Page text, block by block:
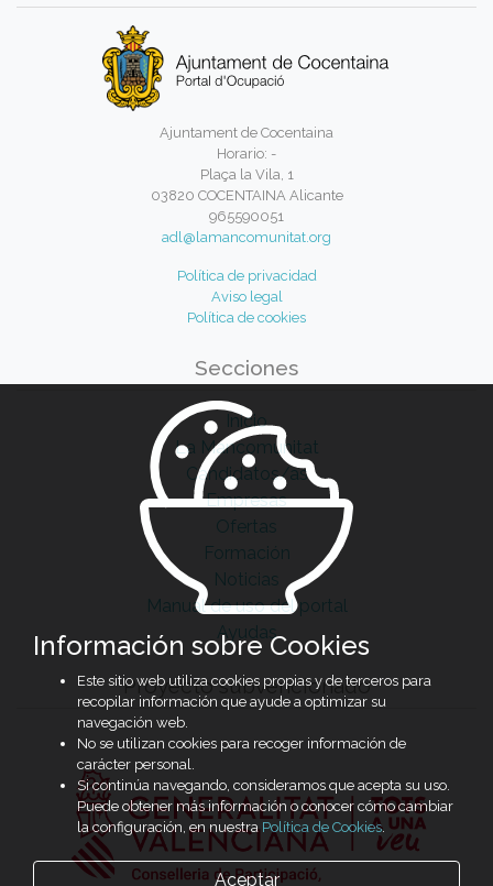
Ajuntament de Cocentaina
Horario: -
Plaça la Vila, 1
03820 COCENTAINA Alicante
965590051
adl@lamancomunitat.org
Política de privacidad
Aviso legal
Política de cookies
Secciones
Inicio
La Mancomunitat
Candidatos/as
Empresas
Ofertas
Formación
Noticias
Manual de uso del portal
Ayudas
Proyecto subvencionado
Información sobre Cookies
Este sitio web utiliza cookies propias y de terceros para
recopilar información que ayude a optimizar su
navegación web.
No se utilizan cookies para recoger información de
carácter personal.
Si continúa navegando, consideramos que acepta su uso.
Puede obtener más información o conocer cómo cambiar
la configuración, en nuestra Política de Cookies.
Aceptar